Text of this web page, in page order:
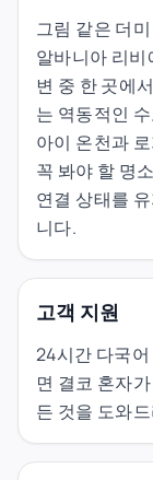
그림 같은 더
알바니아 리
변 중 한 곳에
는 역동적인
아이 온천과
꼭 봐야 할 명
연결 상태를
니다.
고객 지원
24시간 다국
면 결코 혼자
든 것을 도와